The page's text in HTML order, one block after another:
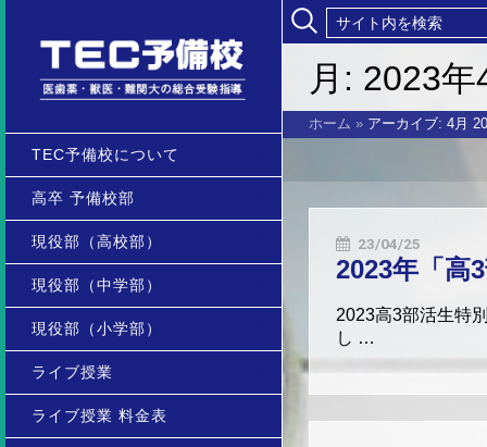
TEC予備校について
高卒 予備校部
現役部（高校部）
現役部（中学部）
現役部（小学部）
ライブ授業
ライブ授業 料金表
月: 2023年
ホーム » アーカイブ: 4月
23/04/25
2023年「高
2023高3部活生特
し …